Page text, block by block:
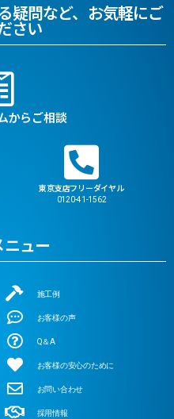
疑問など、お気軽にご
さい
からご相談
東京支店フリーダイヤル
0120-41-1562
ュー
施工例
お客様の声
Q＆A
お客様の安心のために
お問い合わせ
採用情報